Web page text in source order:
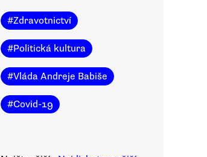
#Zdravotnictví
#Politická kultura
#Vláda Andreje Babiše
#Covid-19